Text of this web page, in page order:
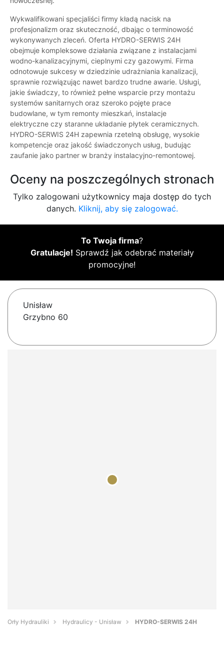
Wykwalifikowani specjaliści firmy kładą nacisk na
profesjonalizm oraz skuteczność, dbając o terminowość
wykonywanych zleceń. Oferta HYDRO-SERWIS 24H
obejmuje kompleksowe działania związane z instalacjami
wodno-kanalizacyjnymi, cieplnymi czy gazowymi. Firma
odnotowuje sukcesy w dziedzinie udrażniania kanalizacji,
sprawnie rozwiązując nawet bardzo trudne awarie. Usługi,
jakie świadczy, to również pełne wsparcie przy montażu
systemów sanitarnych oraz szeroko pojęte prace
budowlane, w tym remonty mieszkań, instalacje
elektryczne czy staranne układanie płytek ceramicznych.
HYDRO-SERWIS 24H zapewnia rzetelną obsługę, wysokie
kompetencje oraz jakość świadczonych usług, budując
zaufanie jako partner w branży instalacyjno-remontowej.
Oceny na poszczególnych stronach
Tylko zalogowani użytkownicy maja dostęp do tych
danych. Kliknij, aby się zalogować.
To Twoja firma?
Gratulacje! Sprawdź jak odebrać materiały
promocyjne!
Unisław
Grzybno 60
Orły Hydrauliki Hydraulicy - Unisław HYDRO-SERWIS 24H